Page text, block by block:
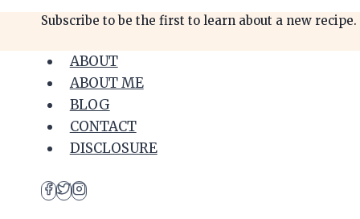
Subscribe to be the first to learn about a new recipe.
ABOUT
ABOUT ME
BLOG
CONTACT
DISCLOSURE